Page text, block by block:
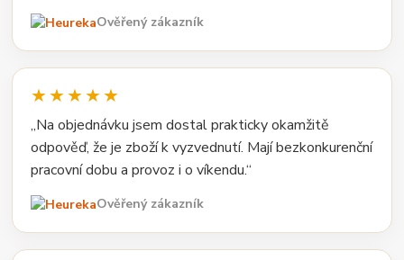
Ověřený zákazník
★★★★★
„Na objednávku jsem dostal prakticky okamžitě
odpověď, že je zboží k vyzvednutí. Mají bezkonkurenční
pracovní dobu a provoz i o víkendu.“
Ověřený zákazník